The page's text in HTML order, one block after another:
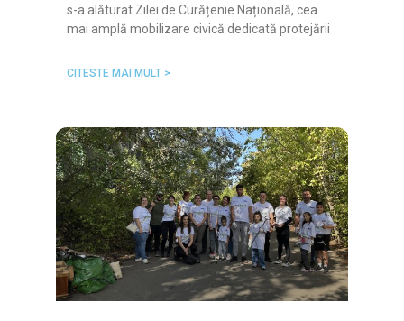
s-a alăturat Zilei de Curățenie Națională, cea
mai amplă mobilizare civică dedicată protejării
CITESTE MAI MULT >